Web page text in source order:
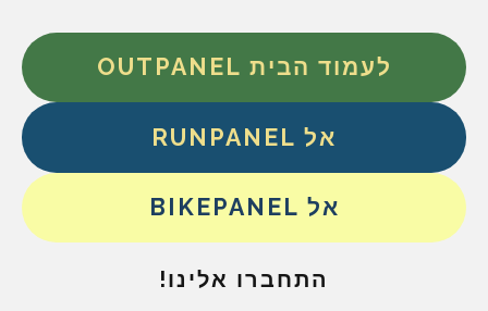
לעמוד הבית OUTPANEL
אל RUNPANEL
אל BIKEPANEL
התחברו אלינו!